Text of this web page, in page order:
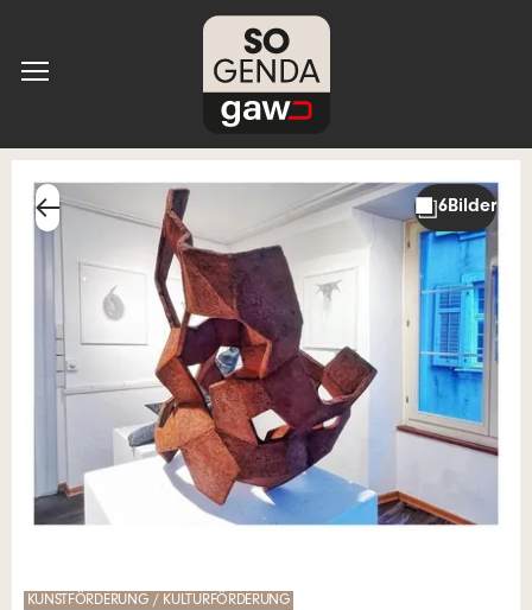
KUNSTFÖRDERUNG / KULTURFÖRDERUNG